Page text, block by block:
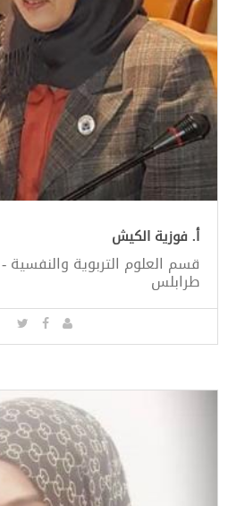
أ. فوزية الكيش
قسم العلوم التربوية والنفسية -
طرابلس